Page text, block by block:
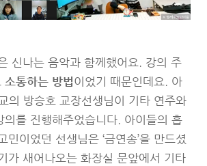
신나는 음악과 함께했어요. 강의 주
소통하는 방법이었기 때문인데요. 아
의 방승호 교장선생님이 기타 연주와
의를 진행해주었습니다. 아이들의 흡
민이었던 선생님은 ‘금연송’을 만드셨
가 새어나오는 화장실 문앞에서 기타